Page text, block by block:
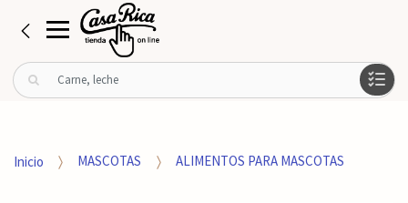
B
u
rInicio MASCOTAS ALIMENTOS PARA MASCOTAS